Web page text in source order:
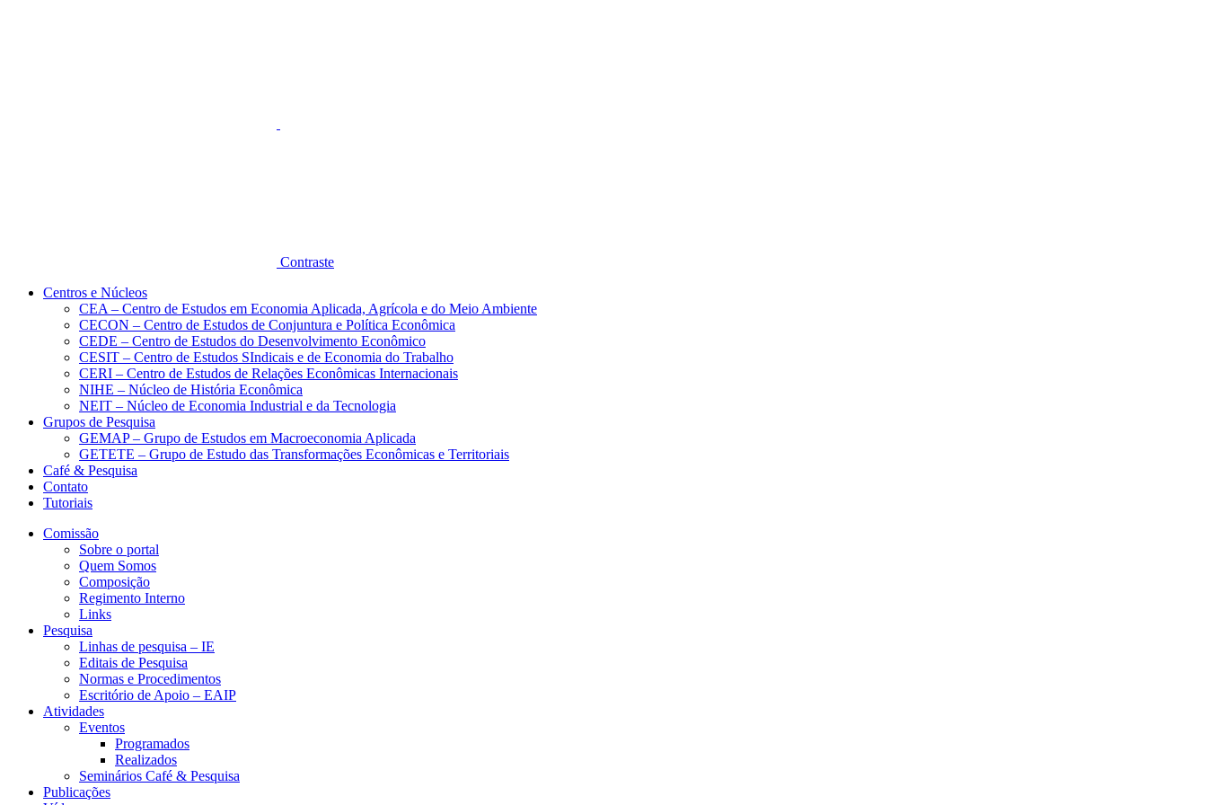
Contraste
Centros e Núcleos
CEA – Centro de Estudos em Economia Aplicada, Agrícola e do Meio Ambiente
CECON – Centro de Estudos de Conjuntura e Política Econômica
CEDE – Centro de Estudos do Desenvolvimento Econômico
CESIT – Centro de Estudos SIndicais e de Economia do Trabalho
CERI – Centro de Estudos de Relações Econômicas Internacionais
NIHE – Núcleo de História Econômica
NEIT – Núcleo de Economia Industrial e da Tecnologia
Grupos de Pesquisa
GEMAP – Grupo de Estudos em Macroeconomia Aplicada
GETETE – Grupo de Estudo das Transformações Econômicas e Territoriais
Café & Pesquisa
Contato
Tutoriais
Comissão
Sobre o portal
Quem Somos
Composição
Regimento Interno
Links
Pesquisa
Linhas de pesquisa – IE
Editais de Pesquisa
Normas e Procedimentos
Escritório de Apoio – EAIP
Atividades
Eventos
Programados
Realizados
Seminários Café & Pesquisa
Publicações